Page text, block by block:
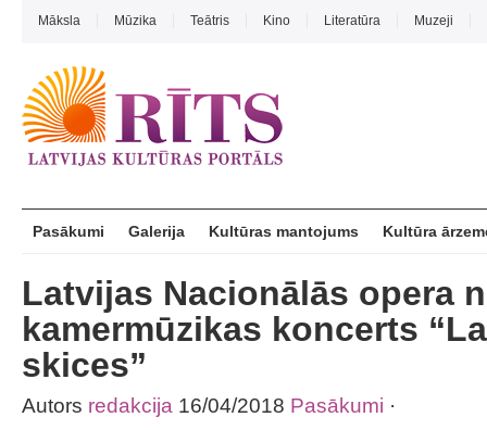
Māksla Mūzika Teātris Kino Literatūra Muzeji
Pasākumi Galerija Kultūras mantojums Kultūra
Latvijas Nacionālās opera
kamermūzikas koncerts
skices”
Autors redakcija 16/04/2018 Pasākumi ·